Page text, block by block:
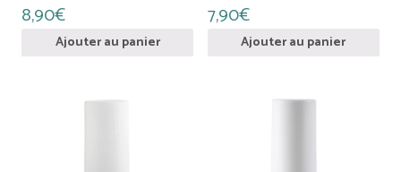
8,90€
Ajouter au panier
7,90€
Ajouter au panier